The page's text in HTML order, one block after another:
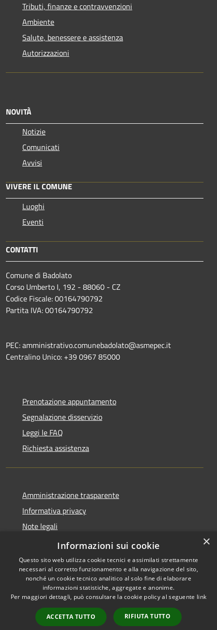
Tributi, finanze e contravvenzioni
Ambiente
Salute, benessere e assistenza
Autorizzazioni
NOVITÀ
Notizie
Comunicati
Avvisi
VIVERE IL COMUNE
Luoghi
Eventi
CONTATTI
Comune di Badolato
Corso Umberto I, 192 - 88060 - CZ
Codice Fiscale: 00164790792
Partita IVA: 00164790792
PEC: amministrativo.comunebadolato@asmepec.it
Centralino Unico: +39 0967 85000
Prenotazione appuntamento
Segnalazione disservizio
Leggi le FAQ
Richiesta assistenza
Amministrazione trasparente
Informativa privacy
Note legali
Dichiarazione di accessibilità
Accessibilità
Copyright © 2026 • Comune di
Badolato • Powered by
Municipium•
Accesso
redazione
×
Informazioni sui cookie
Questo sito web utilizza cookie tecnici e assimilati strettamente
necessari al corretto funzionamento e alla navigazione del sito,
nonché un cookie tecnico analitico al solo fine di elaborare
informazioni statistiche, aggregate e anonime.
Per maggiori dettagli, può consultare la cookie policy al seguente link
ACCETTA TUTTO RIFIUTA TUTTO